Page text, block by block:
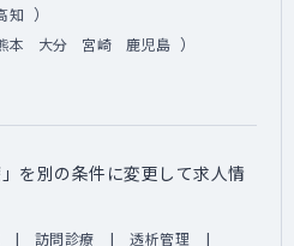
知 ）
本 大分 宮崎 鹿児島 ）
を別の条件に変更して求人情
訪問診療
透析管理